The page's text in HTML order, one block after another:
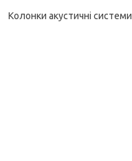
Колонки акустичні системи